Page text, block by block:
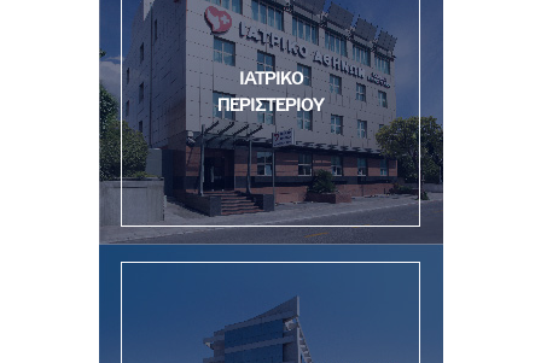
ΙΑΤΡΙΚΟ
ΠΕΡΙΣΤΕΡΙΟΥ